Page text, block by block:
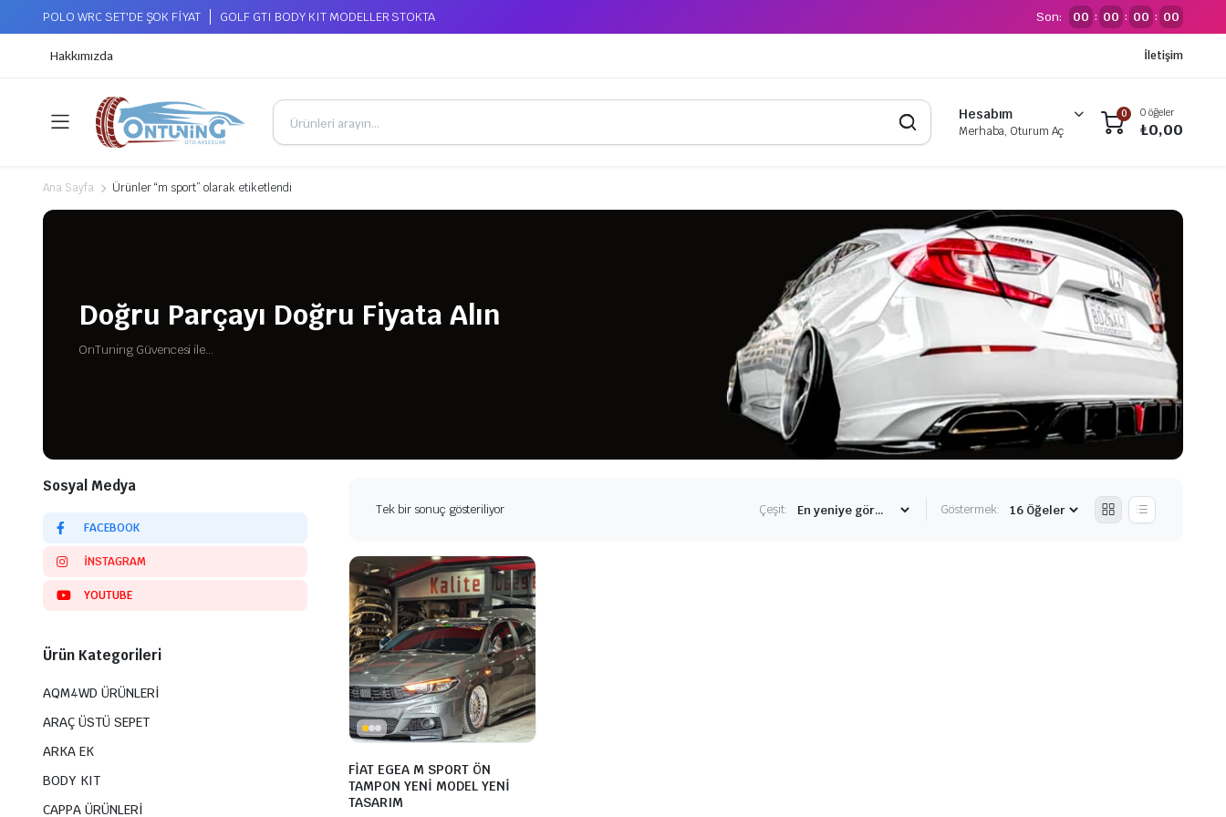
POLO WRC SET'DE ŞOK FİYAT GOLF GTI BODY KIT MODELLER STOKTA Son: 00 : 00 : 00 : 00
Hakkımızda İletişim
Hesabım
Merhaba, Oturum Aç
0 0 öğeler
₺0,00
Ana Sayfa Ürünler “m sport” olarak etiketlendi
Doğru Parçayı Doğru Fiyata Alın
OnTuning Güvencesi ile...
Tek bir sonuç gösteriliyor Çeşit: Göstermek:
FİAT EGEA M SPORT ÖN
TAMPON YENİ MODEL YENİ
TASARIM
Sosyal Medya
FACEBOOK
INSTAGRAM
YOUTUBE
Ürün Kategorileri
AQM4WD ÜRÜNLERİ
ARAÇ ÜSTÜ SEPET
ARKA EK
BODY KIT
CAPPA ÜRÜNLERİ